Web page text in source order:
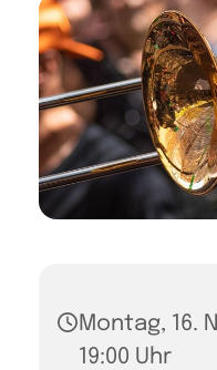
Montag, 16.
19:00 Uhr